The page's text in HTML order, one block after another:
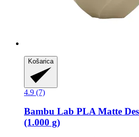
Košarica
4.9 (7)
Bambu Lab PLA Matte
(1.000 g)